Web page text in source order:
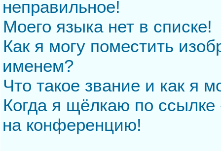
неправильное!
Моего языка нет в списке!
Как я могу поместить
именем?
Что такое звание и как я
Когда я щёлкаю по
на конференцию!